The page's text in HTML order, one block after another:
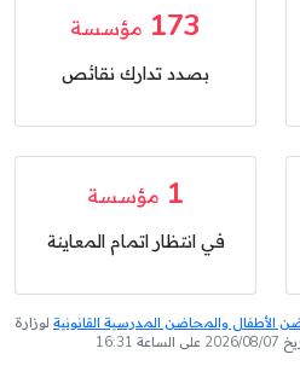
173 مؤسسة
بصدد تدارك نقائص
1 مؤسسة
في انتظار اتمام المعاينة
الأطفال والمحاضن المدرسية القانونية لوزارة